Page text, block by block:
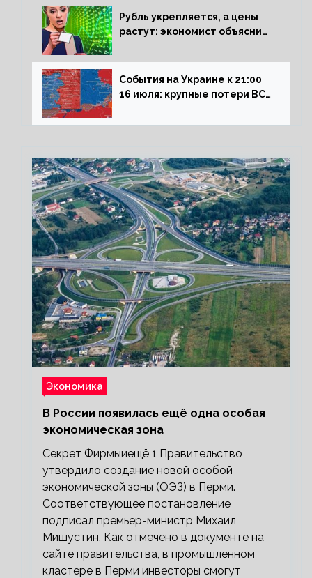
Рубль укрепляется, а цены
растут: экономист объяснил
на рынок РФ
События на Украине к 21:00
16 июля: крупные потери ВСУ
обстреливает Донбасс из
Экономика
В России появилась ещё одна особая
экономическая зона
Секрет Фирмыиещё 1 Правительство
утвердило создание новой особой
экономической зоны (ОЭЗ) в Перми.
Соответствующее постановление
подписал премьер-министр Михаил
Мишустин. Как отмечено в документе на
сайте правительства, в промышленном
кластере в Перми инвесторы смогут